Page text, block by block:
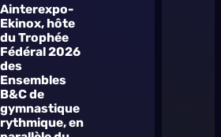
Ainterexpo-
Ekinox, hôte
du Trophée
Fédéral 2026
des
Ensembles
B&C de
gymnastique
rythmique, en